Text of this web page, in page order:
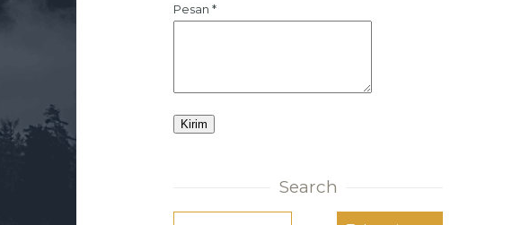
Pesan *
Search